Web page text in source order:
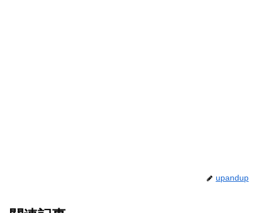
upandup